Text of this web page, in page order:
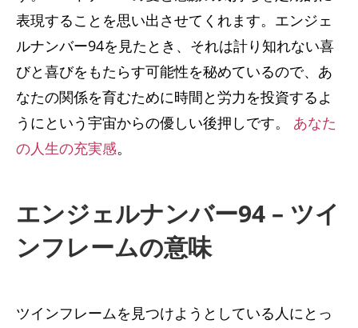
表現することを思い出させてくれます。エンジェ
ルナンバー94を見たとき、それは計り知れない喜
びと喜びをもたらす可能性を秘めているので、あ
なたの関係を育むために時間と労力を投資するよ
うにという宇宙からの優しい後押しです。
あなた
の人生の充実感。
エンジェルナンバー94 – ツイ
ンフレームの意味
ツインフレームを見つけようとしている人にとっ